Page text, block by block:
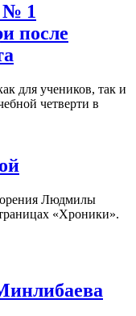
№ 1
после
для учеников, так и
четверти в
Людмилы
«Хроники».